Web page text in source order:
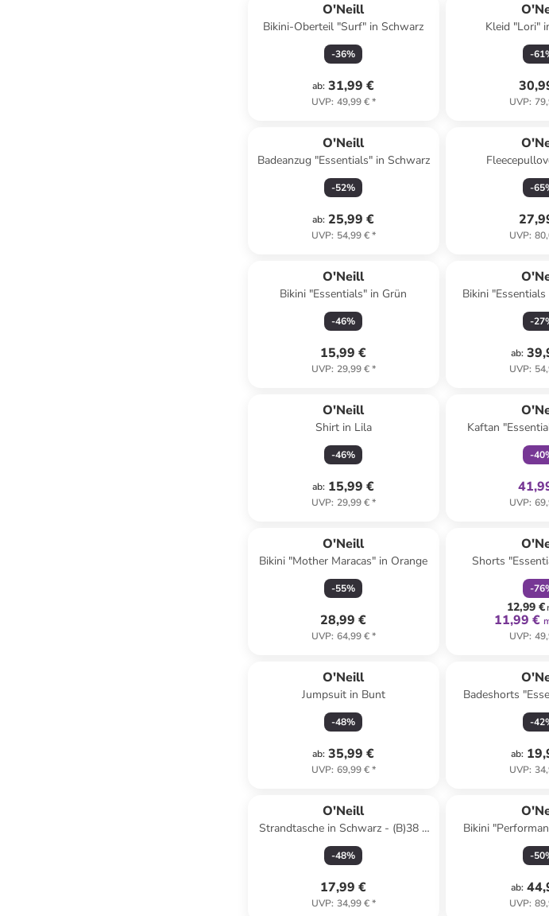
O'Neill
Bikini-Oberteil "Surf" in Schwarz
-36%
ab: 31,99 €
UVP: 49,99 €*
Kleid "Lori"
-61
UVP:
O'Neill
Badeanzug "Essentials" in Schwarz
-52%
ab: 25,99 €
UVP: 54,99 €*
-65
UVP:
O'Neill
Bikini "Essentials" in Grün
-46%
15,99 €
UVP: 29,99 €*
Bikini
-27
ab:
UVP:
O'Neill
Shirt in Lila
-46%
ab: 15,99 €
UVP: 29,99 €*
Kaftan
-40
UVP:
O'Neill
Bikini "Mother Maracas" in Orange
-55%
28,99 €
UVP: 64,99 €*
Shorts
-76
12,99 €
11,99 €
UVP:
O'Neill
Jumpsuit in Bunt
-48%
ab: 35,99 €
UVP: 69,99 €*
Badeshorts
-42
ab:
UVP:
O'Neill
Strandtasche in Schwarz - (B)38 x
(H)40 x (T)6 cm - 25 l
-48%
17,99 €
UVP: 34,99 €*
Bikini
-50
ab:
UVP: